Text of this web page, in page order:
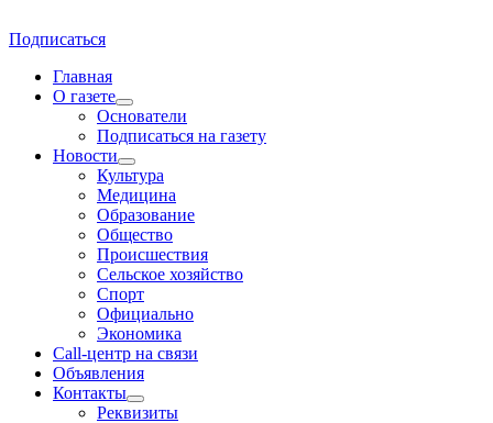
Подписаться
Главная
О газете
Основатели
Подписаться на газету
Новости
Культура
Медицина
Образование
Общество
Происшествия
Сельское хозяйство
Спорт
Официально
Экономика
Call-центр на связи
Объявления
Контакты
Реквизиты